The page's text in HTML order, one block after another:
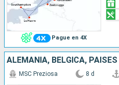
Pague en 4X
MSC Preziosa 8 d